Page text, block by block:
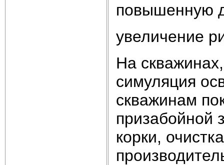
повышенную
увеличение
На
симуляция
скважинам
призабойной
корки,